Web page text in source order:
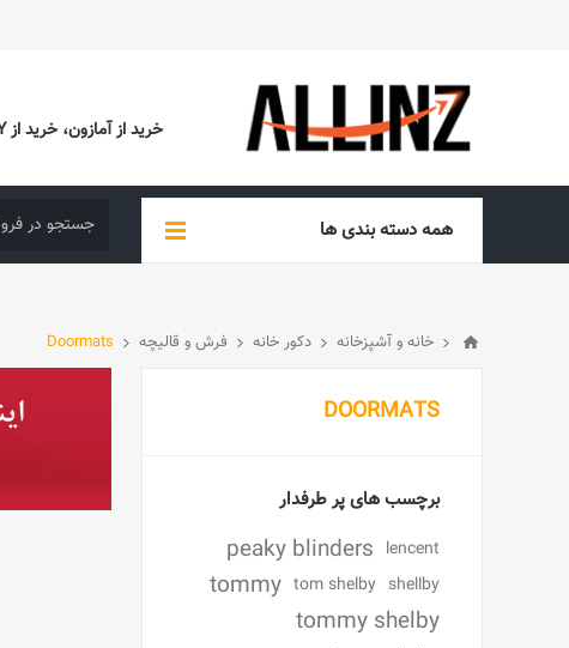
خرید از آمازون، خرید از EBAY، خرید از آدیداس (ADIDAS)، خرید از سایتهای خارجی
همه دسته بندی ها
خانه و آشپزخانه دکور خانه فرش و قالیچه Doormats
DOORMATS
برچسب های پر طرفدار
lencent
peaky blinders
shellby
tom shelby
tommy
tommy shelby